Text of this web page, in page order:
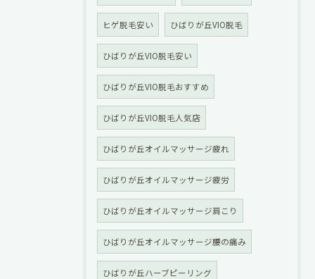
ヒゲ脱毛安い ひばりが丘VIO脱毛
ひばりが丘VIO脱毛安い
ひばりが丘VIO脱毛おすすめ
ひばりが丘VIO脱毛人気店
ひばりが丘オイルマッサージ疲れ
ひばりが丘オイルマッサージ疲労
ひばりが丘オイルマッサージ肩こり
ひばりが丘オイルマッサージ腰の痛み
ひばりが丘ハーブピーリング